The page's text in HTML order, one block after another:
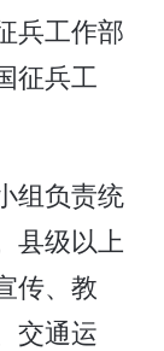
兵工作部
征兵工
组负责统
县级以上
传、教
交通运